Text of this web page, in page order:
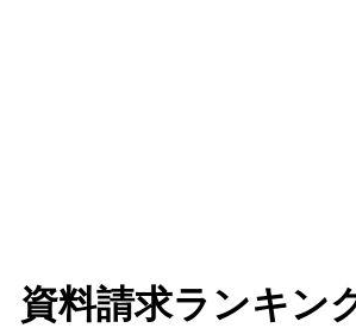
資料請求ランキン